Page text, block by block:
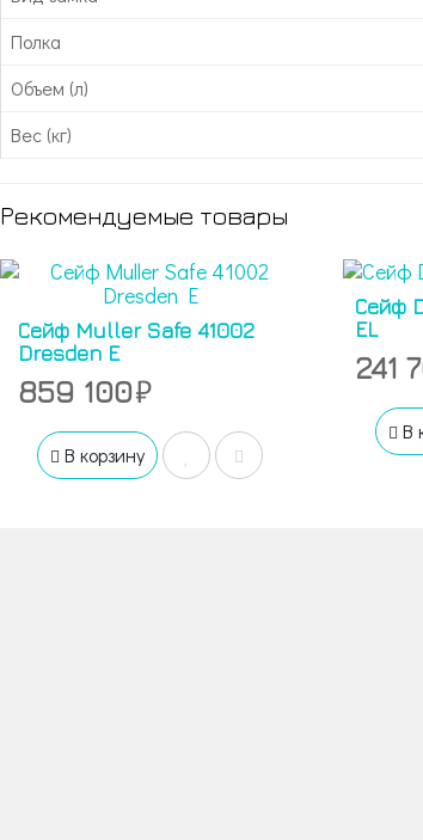
Полка
Объем (л)
Вес (кг)
Рекомендуемые товары
Сейф Muller Safe 41002
Dresden E
859 100
В корзину
Сейф
EL
241
В